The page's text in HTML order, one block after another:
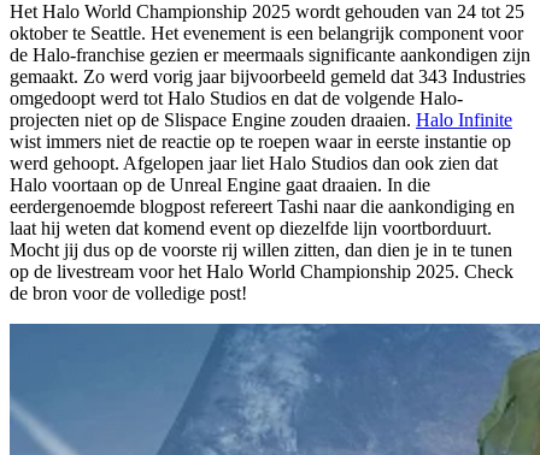
Het Halo World Championship 2025 wordt gehouden van 24 tot 25
oktober te Seattle. Het evenement is een belangrijk component voor
de Halo-franchise gezien er meermaals significante aankondigen zijn
gemaakt. Zo werd vorig jaar bijvoorbeeld gemeld dat 343 Industries
omgedoopt werd tot Halo Studios en dat de volgende Halo-
projecten niet op de Slispace Engine zouden draaien. Halo Infinite
wist immers niet de reactie op te roepen waar in eerste instantie op
werd gehoopt. Afgelopen jaar liet Halo Studios dan ook zien dat
Halo voortaan op de Unreal Engine gaat draaien. In die
eerdergenoemde blogpost refereert Tashi naar die aankondiging en
laat hij weten dat komend event op diezelfde lijn voortborduurt.
Mocht jij dus op de voorste rij willen zitten, dan dien je in te tunen
op de livestream voor het Halo World Championship 2025. Check
de bron voor de volledige post!